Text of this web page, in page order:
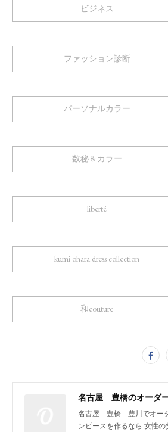
ビジネス
ファッション診断
パーソナルカラー
数秘＆カラー
liberté
kumi ohara dress collection
和couture
名古屋 豊橋 豊川でオー
ンピースを作るなら 女性